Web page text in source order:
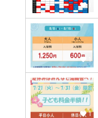
1
1
1